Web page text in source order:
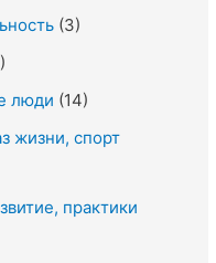
(3)
люди (14)
жизни, спорт
практики